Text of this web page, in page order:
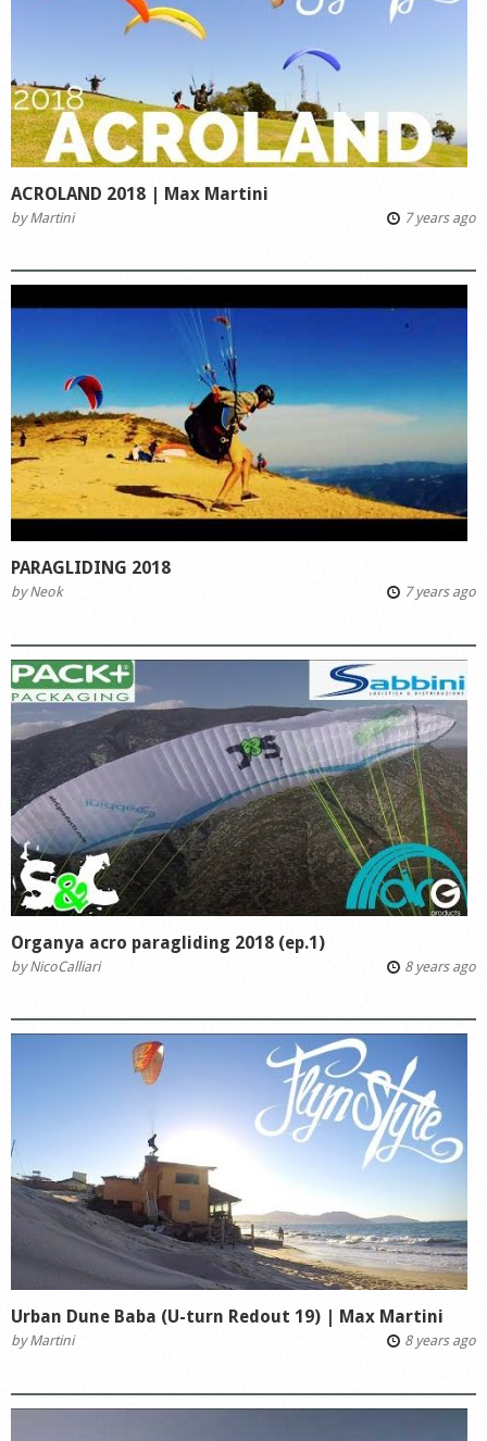
ACROLAND 2018 | Max Martini
byMartini 7 years ago
PARAGLIDING 2018
byNeok 7 years ago
Organya acro paragliding 2018 (ep.1)
byNicoCalliari 8 years ago
Urban Dune Baba (U-turn Redout 19) | Max Martini
byMartini 8 years ago